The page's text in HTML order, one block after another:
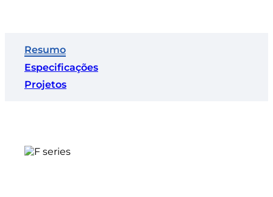
Resumo
Especificações
Projetos